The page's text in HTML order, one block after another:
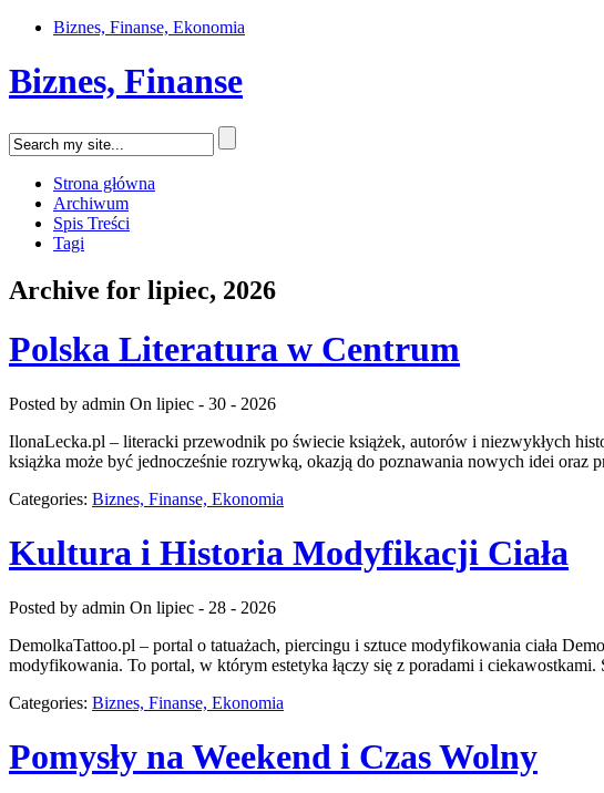
Biznes, Finanse, Ekonomia
Biznes, Finanse
Strona główna
Archiwum
Spis Treści
Tagi
Archive for lipiec, 2026
Polska Literatura w Centrum
Posted by admin On lipiec - 30 - 2026
IlonaLecka.pl – literacki przewodnik po świecie książek, autorów i niezwykłych
książka może być jednocześnie rozrywką, okazją do poznawania nowych idei oraz
Categories: Biznes, Finanse, Ekonomia
Kultura i Historia Modyfikacji Ciała
Posted by admin On lipiec - 28 - 2026
DemolkaTattoo.pl – portal o tatuażach, piercingu i sztuce modyfikowania ciała
modyfikowania. To portal, w którym estetyka łączy się z poradami i
Categories: Biznes, Finanse, Ekonomia
Pomysły na Weekend i Czas Wolny